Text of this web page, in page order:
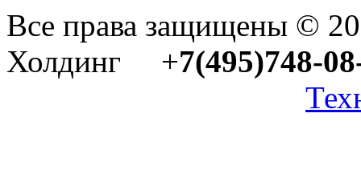
Все права защищены ©
Холдинг +7(495)748-